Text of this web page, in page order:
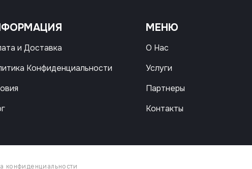
и Доставка
Конфиденциальности
МЕНЮ
О Нас
Услуги
Партнеры
Контакты
конфиденциальности